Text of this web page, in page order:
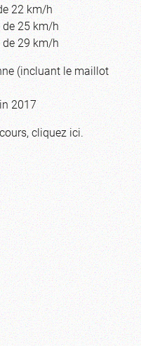
22 km/h
25 km/h
29 km/h
(incluant le maillot
2017
cliquez ici.